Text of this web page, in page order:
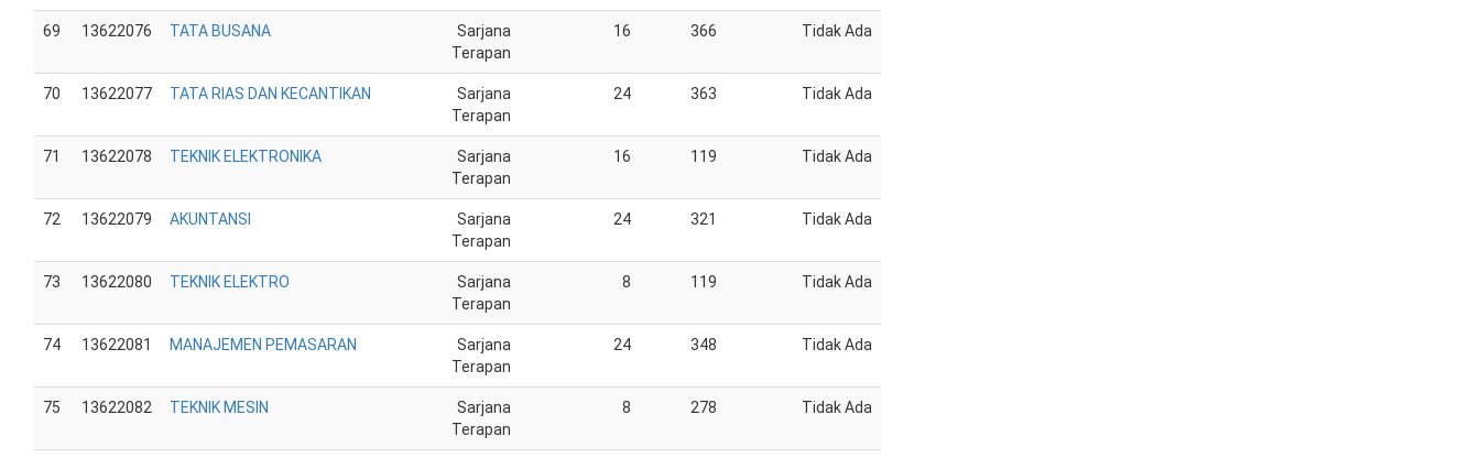
69 13622076 TATA BUSANA
Sarjana
Terapan
16 366 Tidak Ada
70 13622077 TATA RIAS DAN KECANTIKAN
Sarjana
Terapan
24 363 Tidak Ada
71 13622078 TEKNIK ELEKTRONIKA
Sarjana
Terapan
16 119 Tidak Ada
72 13622079 AKUNTANSI
Sarjana
Terapan
24 321 Tidak Ada
73 13622080 TEKNIK ELEKTRO
Sarjana
Terapan
8 119 Tidak Ada
74 13622081 MANAJEMEN PEMASARAN
Sarjana
Terapan
24 348 Tidak Ada
75 13622082 TEKNIK MESIN
Sarjana
Terapan
8 278 Tidak Ada